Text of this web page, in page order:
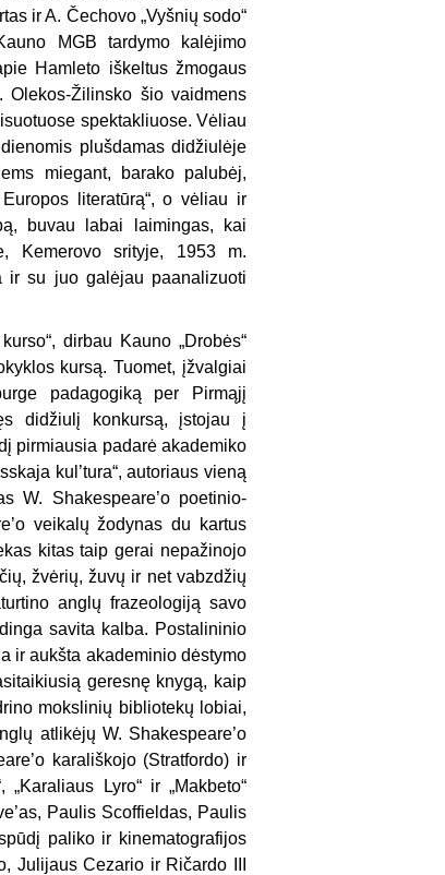
ir A. Čechovo „Vyšnių sodo“
MGB tardymo kalėjimo
Hamleto iškeltus žmogaus
Žilinsko šio vaidmens
spektakliuose. Vėliau
plušdamas didžiulėje
miegant, barako palubėj,
literatūrą“, o vėliau ir
buvau labai laimingas, kai
Kemerovo srityje, 1953 m.
ir su juo galėjau paanalizuoti
dirbau Kauno „Drobės“
kursą. Tuomet, įžvalgiai
padagogiką per Pirmąjį
didžiulį konkursą, įstojau į
pirmiausia padarė akademiko
kul’tura“, autoriaus vieną
W. Shakespeare’o poetinio-
veikalų žodynas du kartus
kitas taip gerai nepažinojo
žvėrių, žuvų ir net vabzdžių
anglų frazeologiją savo
savita kalba. Postalininio
ir aukšta akademinio dėstymo
geresnę knygą, kaip
mokslinių bibliotekų lobiai,
atlikėjų W. Shakespeare’o
karališkojo (Stratfordo) ir
Lyro“ ir „Makbeto“
Paulis Scoffieldas, Paulis
paliko ir kinematografijos
Julijaus Cezario ir Ričardo III